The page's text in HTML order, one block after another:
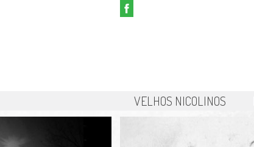
VELHOS NICOLINOS